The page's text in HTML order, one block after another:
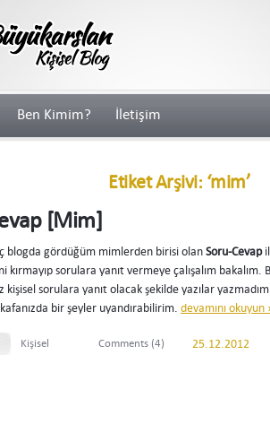
Ben Kimim? İletişim
Etiket Arşivi: ‘mim’
[Mim]
blogda gördüğüm mimlerden birisi olanSoru-Cevap
kırmayıp sorulara yanıt vermeye çalışalım
sorulara yanıt olacak şekilde yazılar
bir şeyler uyandırabilirim. devamını okuyun
Kişisel Comments (4) 25.12.2012